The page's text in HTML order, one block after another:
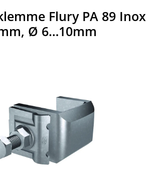
Flury PA 89 Inox
Ø 6…10mm